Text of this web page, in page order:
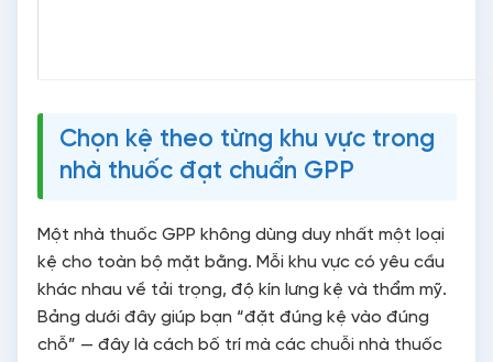
Chọn kệ theo từng khu vực trong
nhà thuốc đạt chuẩn GPP
Một nhà thuốc GPP không dùng duy nhất một loại
kệ cho toàn bộ mặt bằng. Mỗi khu vực có yêu cầu
khác nhau về tải trọng, độ kín lưng kệ và thẩm mỹ.
Bảng dưới đây giúp bạn “đặt đúng kệ vào đúng
chỗ” — đây là cách bố trí mà các chuỗi nhà thuốc